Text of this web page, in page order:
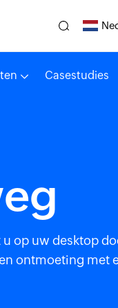
Casestudies
op uw desktop
ontmoeting met